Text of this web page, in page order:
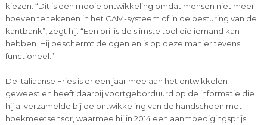
kiezen. “Dit is een mooie ontwikkeling omdat mensen niet meer
hoeven te tekenen in het CAM-systeem of in de besturing van de
kantbank”, zegt hij. “Een bril is de slimste tool die iemand kan
hebben. Hij beschermt de ogen en is op deze manier tevens
functioneel.”
De Italiaanse Fries is er een jaar mee aan het ontwikkelen
geweest en heeft daarbij voortgeborduurd op de informatie die
hij al verzamelde bij de ontwikkeling van de handschoen met
hoekmeetsensor, waarmee hij in 2014 een aanmoedigingsprijs